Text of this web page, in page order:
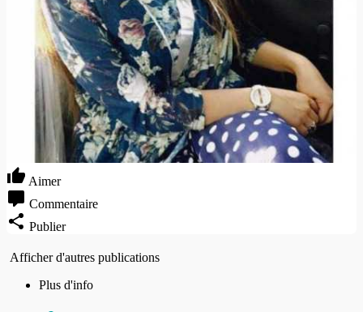
Aimer
Commentaire
Publier
Afficher d'autres publications
Plus d'info